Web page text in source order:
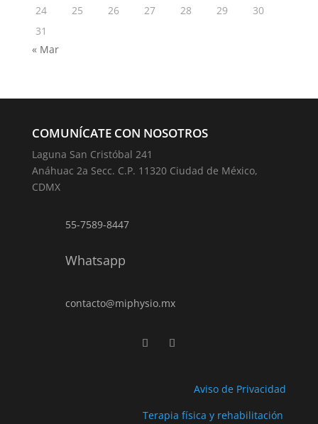
24
25 26 27 28 29
30
31
« Mar
COMUNÍCATE CON NOSOTROS
Laguna San Cristóbal 241
Anáhuac 2a Secc. C.P. 11320 Ciudad de México,
CDMX
55-7589-8447
Whatsapp
contacto@miphysio.mx
Aviso de Privacidad
Terapia física y rehabilitación